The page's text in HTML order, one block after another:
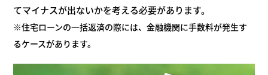
てマイナスが出ないかを考える必要があります。
※住宅ローンの一括返済の際には、金融機関に手数料が発生す
るケースがあります。